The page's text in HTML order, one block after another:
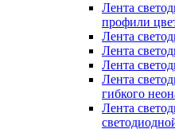
Лента
профили
Лента
Лента
Лента
Лента
гибкого
Лента